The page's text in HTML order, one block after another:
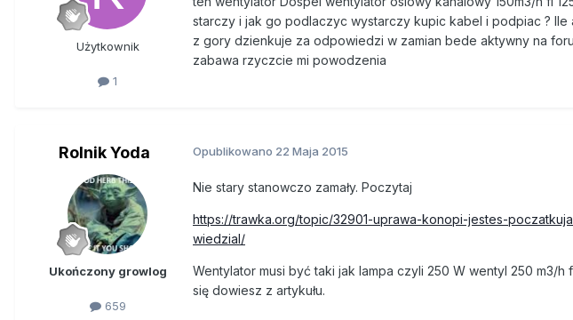
Użytkownik
1
starczy i jak go podlaczyc wystarczy kupic kabel i podpiac ?
z gory dzienkuje za odpowiedzi w zamian bede aktywny na
zabawa rzyczcie mi powodzenia
Rolnik Yoda
Ukończony growlog
659
Opublikowano 22 Maja 2015
Nie stary stanowczo zamały. Poczytaj
https://trawka.org/topic/32901-uprawa-konopi-jestes-
wiedzial/
Wentylator musi być taki jak lampa czyli 250 W wentyl 250 m3/
się dowiesz z artykułu.